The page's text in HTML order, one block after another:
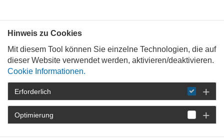
STARTSEITE DETAIL
Hinweis zu Cookies
Mit diesem Tool können Sie einzelne Technologien, die auf
dieser Website verwendet werden, aktivieren/deaktivieren.
Cookie Informationen.
Erforderlich
Optimierung